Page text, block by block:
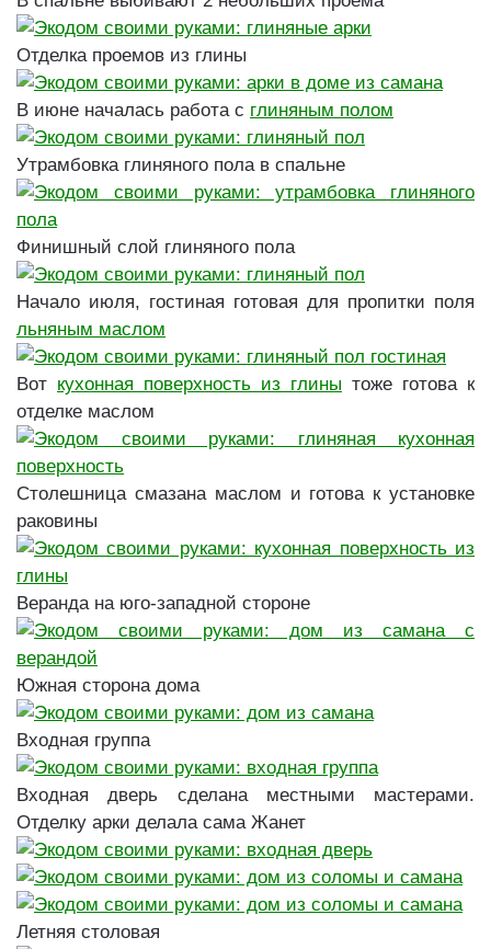
Отделка проемов из глины
В июне началась работа с глиняным полом
Утрамбовка глиняного пола в спальне
Финишный слой глиняного пола
Начало июля, гостиная готовая для пропитки поля
льняным маслом
Вот кухонная поверхность из глины тоже готова к
отделке маслом
Столешница смазана маслом и готова к установке
раковины
Веранда на юго-западной стороне
Южная сторона дома
Входная группа
Входная дверь сделана местными мастерами.
Отделку арки делала сама Жанет
Летняя столовая